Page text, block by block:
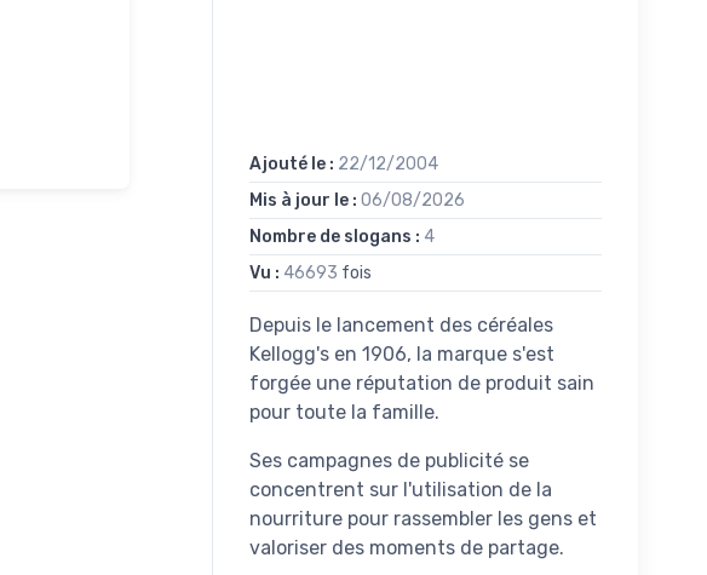
Ajouté le : 22/12/2004
Mis à jour le : 06/08/2026
Nombre de slogans : 4
Vu : 46693 fois
Depuis le lancement des céréales
Kellogg's en 1906, la marque s'est
forgée une réputation de produit sain
pour toute la famille.
Ses campagnes de publicité se
concentrent sur l'utilisation de la
nourriture pour rassembler les gens et
valoriser des moments de partage.